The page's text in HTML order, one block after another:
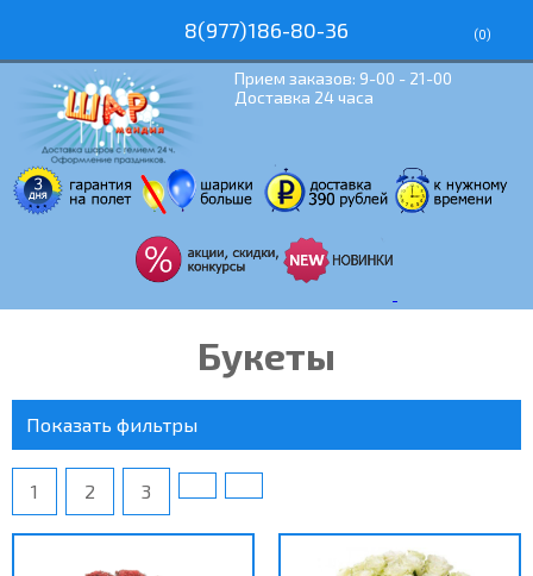
8(977)186-80-36 (0)
Прием заказов: 9-00 - 21-00
Доставка 24 часа
Букеты
Показать фильтры
1 2 3